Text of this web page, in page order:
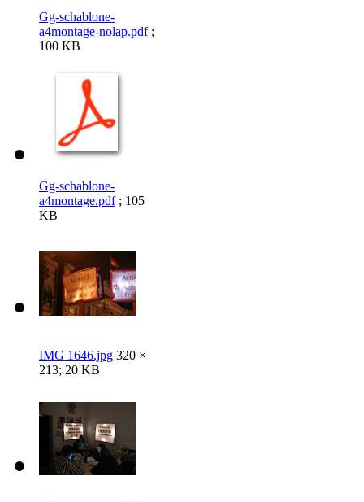
Gg-schablone-
a4montage-nolap.pdf;
100 KB
Gg-schablone-
a4montage.pdf; 105
KB
IMG 1646.jpg 320 ×
213; 20 KB